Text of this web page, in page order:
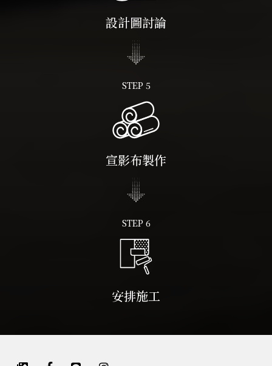
設計圖討論
STEP 5
宣影布製作
STEP 6
安排施工